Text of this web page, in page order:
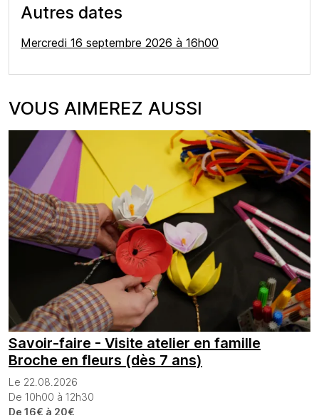
Autres dates
Mercredi 16 septembre 2026 à 16h00
VOUS AIMEREZ AUSSI
Savoir-faire - Visite atelier en famille
Broche en fleurs (dès 7 ans)
Le 22.08.2026
De 10h00 à 12h30
De 16€ à 20€